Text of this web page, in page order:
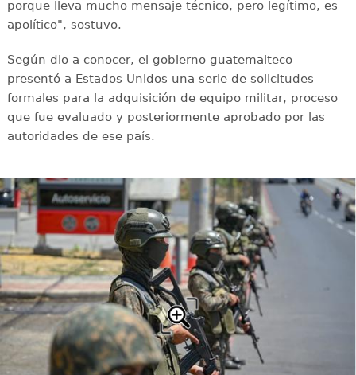
porque lleva mucho mensaje técnico, pero legítimo, es
apolítico", sostuvo.
Según dio a conocer, el gobierno guatemalteco
presentó a Estados Unidos una serie de solicitudes
formales para la adquisición de equipo militar, proceso
que fue evaluado y posteriormente aprobado por las
autoridades de ese país.